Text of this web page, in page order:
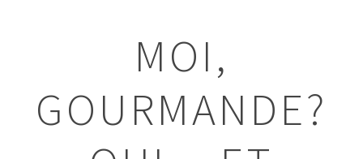
principale
MOI,
GOURMANDE?